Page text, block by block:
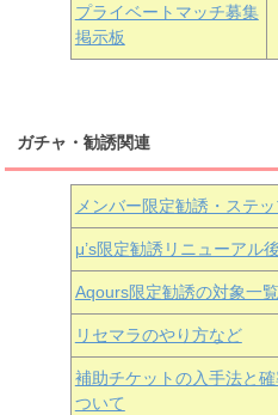
プライベートマッチ募集
掲示板
ガチャ・勧誘関連
メンバー限定勧誘・ステ
μ’s限定勧誘リニューアル
Aqours限定勧誘の対象一
リセマラのやり方など
補助チケットの入手法と
ついて